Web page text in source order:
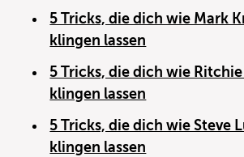
5 Tricks, die dich wie Mark
klingen lassen
5 Tricks, die dich wie
klingen lassen
5 Tricks, die dich wie Steve
klingen lassen